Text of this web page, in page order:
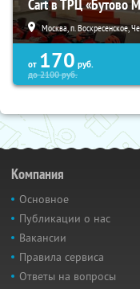
Cart в ТРЦ «Бутово
Москва, п. Воскресенское,
от 170 руб.
до2100руб.
Компания
Основное
Публикации о нас
Вакансии
Правила сервиса
Ответы на вопросы